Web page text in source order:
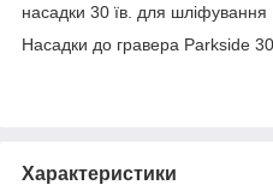
насадки 30 їв. для шліфування
Насадки до гравера Parkside 30
Характеристики